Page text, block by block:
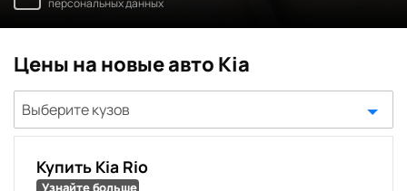
Цены на новые авто Kia
Выберите кузов
Купить Kia Rio
Узнайте больше